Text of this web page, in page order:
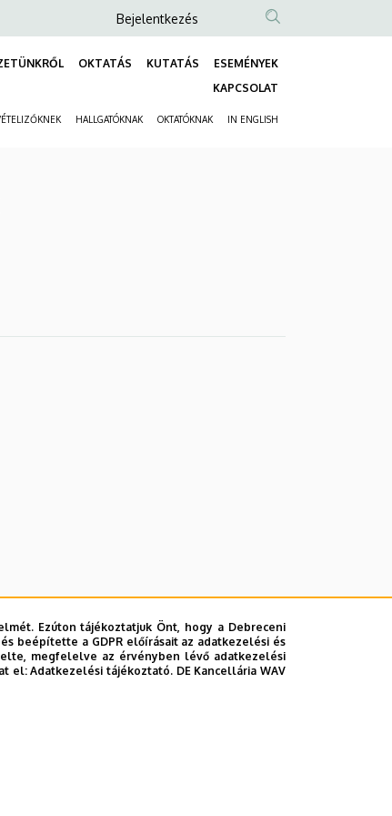
Anonim
fiók
Bejelentkezés
OKTATÁS KUTATÁS
ESEMÉNYEK
KAPCSOLAT
HALLGATÓKNAK OKTATÓKNAK IN ENGLISH
Ezúton tájékoztatjuk Önt, hogy a Debreceni
beépítette a GDPR előírásait az adatkezelési és
megfelelve az érvényben lévő adatkezelési
el:Adatkezelési tájékoztató. DE Kancellária WAV